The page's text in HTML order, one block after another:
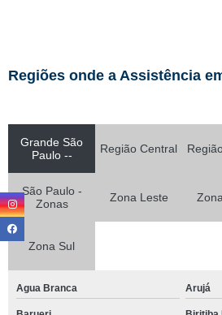
Regiões onde a Assistência
Grande São
Paulo --
Região Central
São Paulo -
Zonas
Zona Leste
Zona Sul
Agua Branca Arujá